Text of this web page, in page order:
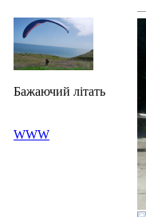
Бажаючий літать
WWW